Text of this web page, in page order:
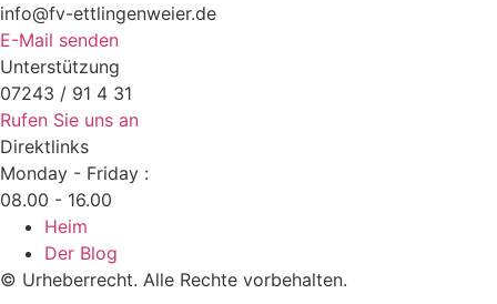
info@fv-ettlingenweier.de
E-Mail senden
Unterstützung
07243 / 91 4 31
Rufen Sie uns an
Direktlinks
Monday - Friday :
08.00 - 16.00
Heim
Der Blog
© Urheberrecht. Alle Rechte vorbehalten.